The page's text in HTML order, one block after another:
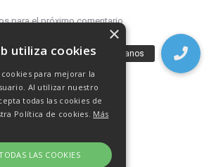
para el próximo comentario
utiliza cookies
para mejorar la
Al utilizar nuestro
todas las cookies de
Política de cookies. Más
LAS COOKIES
×